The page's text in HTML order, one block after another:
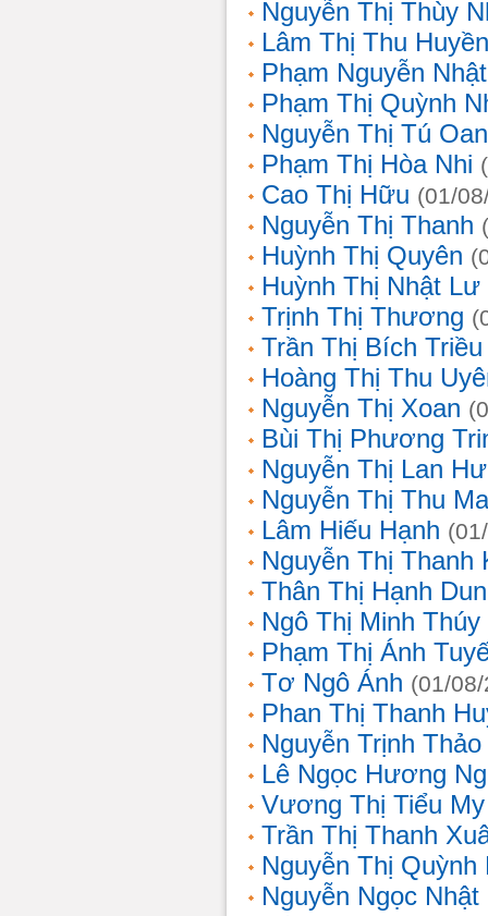
Nguyễn Thị Thùy
Lâm Thị Thu Huyền
Phạm Nguyễn
Phạm Thị Quỳnh
Nguyễn Thị Tú
Phạm Thị Hòa Nhi
Cao Thị Hữu (01/
Nguyễn Thị Thanh
Huỳnh Thị Quyên
Huỳnh Thị Nhật Lư
Trịnh Thị Thương
Trần Thị Bích Triều
Hoàng Thị Thu
Nguyễn Thị Xoan
Bùi Thị Phương
Nguyễn Thị Lan
Nguyễn Thị Thu
Lâm Hiếu Hạnh
Nguyễn Thị Thanh
Thân Thị Hạnh
Ngô Thị Minh Thúy
Phạm Thị Ánh
Tơ Ngô Ánh (01/
Phan Thị Thanh
Nguyễn Trịnh
Lê Ngọc Hương
Vương Thị Tiểu My
Trần Thị Thanh
Nguyễn Thị Quỳnh
Nguyễn Ngọc Nhật